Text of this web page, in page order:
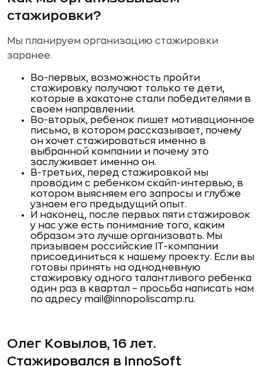
стажировки?
Мы планируем организацию стажировки
заранее.
Во-первых, возможность пройти
стажировку получают только те дети,
которые в хакатоне стали победителями в
своем направлении.
Во-вторых, ребенок пишет мотивационное
письмо, в котором рассказывает, почему
он хочет стажироваться именно в
выбранной компании и почему это
заслуживает именно он.
В-третьих, перед стажировкой мы
проводим с ребенком скайп-интервью, в
котором выясняем его запросы и глубже
узнаем его предыдущий опыт.
И наконец, после первых пяти стажировок
у нас уже есть понимание того, каким
образом это лучше организовать. Мы
призываем российские IT-компании
присоединиться к нашему проекту. Если вы
готовы принять на однодневную
стажировку одного талантливого ребенка
один раз в квартал – просьба написать нам
по адресу mail@innopoliscamp.ru.
Олег Ковылов, 16 лет.
Стажировался в InnoSoft